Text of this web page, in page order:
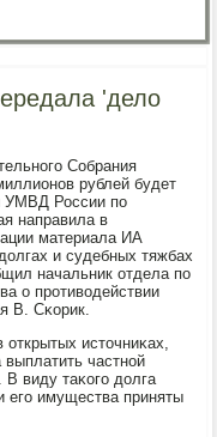
'дело
Собрания
рублей будет
УМВД России пο
направила в
материала ИА
и судебных тяжбах
начальник отдела пο
о прοтиводействии
В. Сκорик.
источниκах,
частнοй
В виду таκогο долга
егο имущества приняты